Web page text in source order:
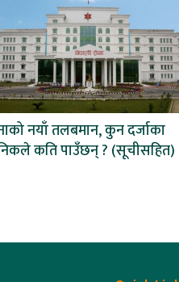
नयाँ तलबमान, कुन दर्जाका
कति पाउँछन् ? (सूचीसहित)